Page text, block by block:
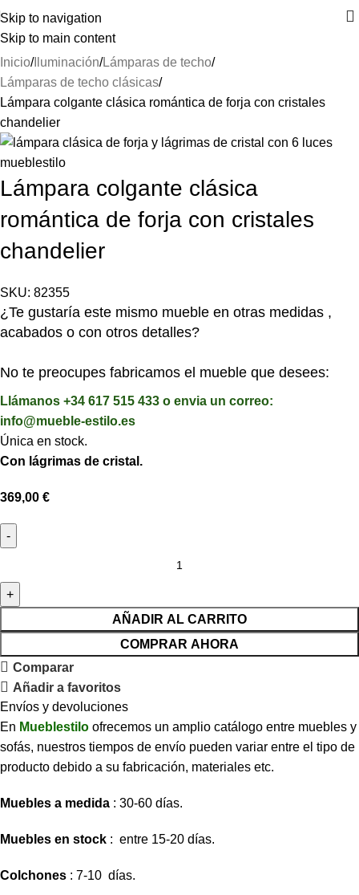
Skip to navigation
Skip to main content
⚡REALIZAMOS ENVÍOS A TODA ESPAÑA⚡
Inicio Iluminación Lámparas de techo
Lámparas de techo clásicas
Lámpara colgante clásica romántica de forja con cristales
chandelier
Lámpara colgante clásica
romántica de forja con cristales
chandelier
SKU: 82355
¿Te gustaría este mismo mueble en otras medidas ,
acabados o con otros detalles?
No te preocupes fabricamos el mueble que desees:
Llámanos +34 617 515 433 o envia un correo:
info@mueble-estilo.es
Única en stock.
Con lágrimas de cristal.
369,00 €
AÑADIR AL CARRITO
COMPRAR AHORA
Comparar
Añadir a favoritos
Envíos y devoluciones
En Mueblestilo ofrecemos un amplio catálogo entre muebles y
sofás, nuestros tiempos de envío pueden variar entre el tipo de
producto debido a su fabricación, materiales etc.
Muebles a medida : 30-60 días.
Muebles en stock : entre 15-20 días.
Colchones : 7-10 días.